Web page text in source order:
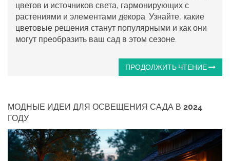
цветов и источников света, гармонирующих с
растениями и элементами декора. Узнайте, какие
цветовые решения станут популярными и как они
могут преобразить ваш сад в этом сезоне.
ПРОДОЛЖИТЬ ЧТЕНИЕ
МОДНЫЕ ИДЕИ ДЛЯ ОСВЕЩЕНИЯ САДА В 2024
ГОДУ